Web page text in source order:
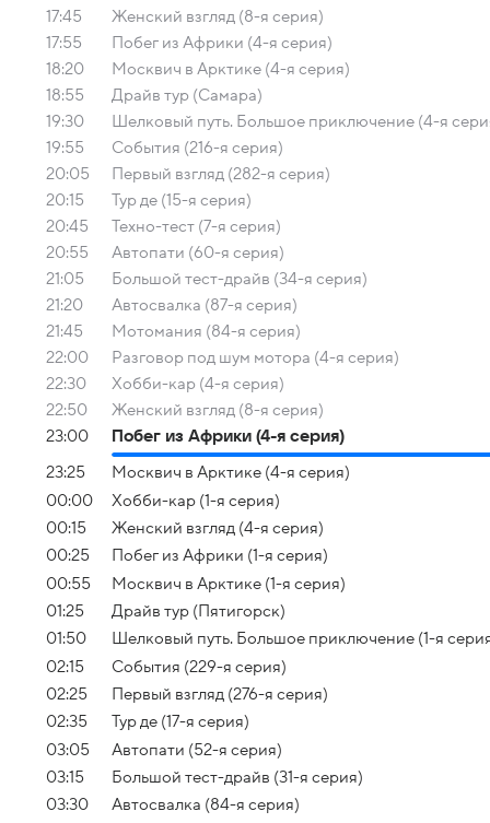
17:45
Женский взгляд (8-я серия)
17:55
Побег из Африки (4-я серия)
18:20
Москвич в Арктике (4-я серия)
18:55
Драйв тур (Самара)
19:30
Шелковый путь. Большое приключение (4-я
19:55
События (216-я серия)
20:05
Первый взгляд (282-я серия)
20:15
Тур де (15-я серия)
20:45
Техно-тест (7-я серия)
20:55
Автопати (60-я серия)
21:05
Большой тест-драйв (34-я серия)
21:20
Автосвалка (87-я серия)
21:45
Мотомания (84-я серия)
22:00
Разговор под шум мотора (4-я серия)
22:30
Хобби-кар (4-я серия)
22:50
Женский взгляд (8-я серия)
23:00
Побег из Африки (4-я серия)
23:25
Москвич в Арктике (4-я серия)
00:00
Хобби-кар (1-я серия)
00:15
Женский взгляд (4-я серия)
00:25
Побег из Африки (1-я серия)
00:55
Москвич в Арктике (1-я серия)
01:25
Драйв тур (Пятигорск)
01:50
Шелковый путь. Большое приключение (1-я
02:15
События (229-я серия)
02:25
Первый взгляд (276-я серия)
02:35
Тур де (17-я серия)
03:05
Автопати (52-я серия)
03:15
Большой тест-драйв (31-я серия)
03:30
Автосвалка (84-я серия)